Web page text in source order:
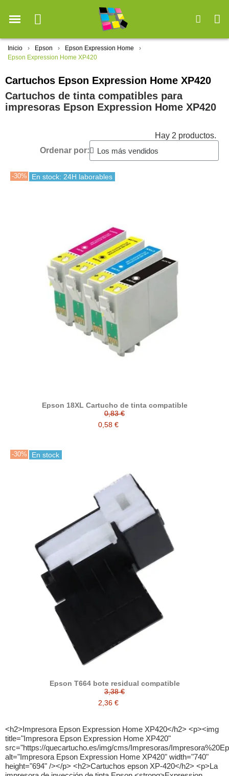
Inicio Epson
Epson Expression Home
Epson Expression Home XP420
Cartuchos Epson Expression Home XP420
Cartuchos de tinta compatibles para
impresoras Epson Expression Home XP420
Hay 2 productos.
Ordenar por:
-30% En stock: 24H laborables
Epson 18XL Cartucho de tinta compatible
0,83 €
0,58 €
-30% En stock
Epson T664 bote residual compatible
3,38 €
2,36 €
<h2>Impresora Epson Expression Home XP420</h2> <p><img title="Impresora Epson Expression Home XP420" src="https://quecartucho.es/img/cms/Impresoras/Impresora%20Epson%20Expression%20Home%20XP420.jpg" alt="Impresora Epson Expression Home XP420" width="740" height="694" /></p> <h2>Cartuchos epson XP-420</h2> <p>La impresora de inyección de tinta Epson <strong>Expression Home </strong>XP 420 utiliza los cartuchos de tinta Epson 18 o los Epson 18xl, En esta impresora se pueden poner tanto los cartuchos 18 originales (OEM) como el <a title="Epson 18xl" href="https://quecartucho.es/cartuchos-de-tinta-epson-compatibles/331-cartucho-de-tinta-18xl-t1811-t1812-t1813-t1814-compatible-con-epson.html"><strong>Epson 18xl</strong></a> compatible que puedes encontrar a la venta en nuestra web.<br /><strong></strong></p> <h2>¿Cuáles son los cartuchos originales para epson expression home XP420?</h2> <ul> <li>Cartucho 18 negro</li> <li>Cartucho 18 cían</li> <li>Cartucho 18 magenta</li> <li>Cartucho 18 amarillo</li> <li>Cartucho 18XL negro</li> <li>Cartucho 18XL cían</li> <li>Cartucho 18XL magenta</li> <li>Cartucho 18XL amarillo</li> </ul> <div> </div> <h2>Epson xp 420 cartuchos</h2> <div> </div> <p>Los cartuchos 18XL son la versión de cartucho 18 pero de gran capacidad, la impresora expression home XP-420 puede montar las dos versiones de cartuchos de <a title="tinta impresora" href="https://quecartucho.es/"><strong>tinta impresora</strong></a> compatibles y originales.</p> <p style="margin-bottom: 0cm;" lang="zxx"><strong><span style="font-variant: normal;"><span style="font-family: Open Sans;"><span style="letter-spacing: normal;"><span style="font-style: normal;"><strong>¿Cuáles son los mejores consumibles compatibles epson xp XP420?</strong></span></span></span></span></strong></p> <p style="margin-bottom: 0cm;" lang="zxx"><span style="font-variant: normal;"><span style="font-family: Open Sans;"><span style="letter-spacing: normal;"><span style="font-style: normal;">Los</span></span></span></span><span style="font-variant: normal;"><span style="font-family: Open Sans;"><span style="letter-spacing: normal;"><span style="font-style: normal;"> m</span></span></span></span><span style="font-variant: normal;"><span style="font-family: Open Sans;"><span style="letter-spacing: normal;"><span style="font-style: normal;">ejores cartuchos para las impresoras</span></span></span></span> expression home XP-420 son los cartuchos de tinta compatibles Premium con el tamaño xl. Los <strong><a title="cartuchos de epson" href="https://quecartucho.es/4223-cartuchos-de-tinta-epson-compatibles">cartuchos de epson</a></strong> 18xl compatibles calidad premium. Ya que son los cartuchos mas ecológicos, y los mas baratos manteniendo niveles muy altos de calidad y fiabilidad.</p> <h2 style="margin-bottom: 0cm;" lang="zxx">Otros cartuchos de tinta compatibles Epson que te pueden interesar:</h2> <ul> <li><a title="tinta epson 603" href="https://quecartucho.es/cartuchos-de-tinta-epson-compatibles/3529-cartucho-de-tinta-epson-t603xl-603xl-compatible-c13t03a14010-c13t03a24010-c13t03a34010-c13t03a44010.html">Tinta epson 603</a></li> <li><a title="pack epson 29" href="https://quecartucho.es/cartuchos-de-tinta-epson-compatibles/2734-cartucho-de-tinta-29-xl-negro-compatible-a-epson-c13t29914010.html">Pack epson 29</a></li> <li><a title="epson 16xl multipack" href="https://quecartucho.es/cartuchos-de-tinta-epson-compatibles/327-cartucho-de-tinta-16xl-t1611-t1612-t1613-t1614-t1621-t1622-t1623-t1624-t1631-t1632-t1633-t1634-compatible.html">Epson 16xl multipack</a></li> <li><a title="Cartucho compatible epson 26xl" href="https://quecartucho.es/cartuchos-de-tinta-epson-compatibles/335-cartucho-de-tinta-t2611-t2612-t2613-t2614-t2621-t2631-t2632-t2633-t2634-t2601-compatible-con-epson.html">Cartucho compatible epson 26xl</a></li> <li><a title="epson t1291" href="https://quecartucho.es/cartuchos-de-tinta-epson-compatibles/298-cartucho-de-tinta-t1291-t1292-t1293-t1294-compatible-con-epson.html">epson t1291</a></li> <li><a title="Epson 378xl" href="https://quecartucho.es/cartuchos-de-tinta-epson-compatibles/3237-cartucho-de-tinta-epson-t3781t3782t3783t3784t3785t3786-t3791t3792t3793t3794t3795t3796-compatible-a-epson-378xl-378.html">Epson 378 xl</a></li> <li><a title="tinta epson 502" href="https://quecartucho.es/cartuchos-de-tinta-epson-compatibles/3316-cartucho-compatible-502xl-502-con-epson-c13t02v14010-c13t02v24010-c13t02v34010-c13t02v44010.html">tinta epson 502</a></li> <li><a title="epson 27xl compatible" href="https://quecartucho.es/cartuchos-de-tinta-epson-compatibles/1833-cartucho-de-tinta-epson-t2711-t2712-t2713-t2714-t2791-t2701-t2702-t2703-t2704-compatible-a-epson-27xl.html">epson 27 xl compatible</a></li> <li><a title="t0711 epson" href="https://quecartucho.es/cartuchos-de-tinta-epson-compatibles/1237-cartucho-de-tinta-t0711-t0712-t0713-t0714-compatible-con-epson.html">t0711 epson</a></li> <li><a title="cartucho epson t1281 negro" href="https://quecartucho.es/cartuchos-de-tinta-epson-compatibles/294-cartucho-de-tinta-t1281-t1282-t1283-t1284-compatible-con-epson.html">cartucho epson t1281 negro</a></li> <li><a title="epson 378xl" href="https://quecartucho.es/cartuchos-de-tinta-epson-compatibles/3237-cartucho-de-tinta-epson-t3781t3782t3783t3784t3785t3786-t3791t3792t3793t3794t3795t3796-compatible-a-epson-378xl-378.html">epson 378 xl</a></li> <li><a title="cartuchos de tinta epson 33" href="https://quecartucho.es/cartuchos-de-tinta-epson-compatibles/2717-cartucho-de-tinta-33xl-t3351-tt3352-t3353-t3354-t3361-t3341-t3342-t3343-t3344-compatible-a-epson.html">cartuchos de tinta epson 33 XL</a></li> </ul> <h2>Cartuchos de tinta para la impresora Epson Expression Home XP-420 original y compatible.</h2> <h2 class="cabecera_lista_auto_top">Otras impresoras Epson que usan estos cartuchos 18 / 18xl</h2> <ul> <li><strong><a title="Cartuchos Epson Expression Home XP100" href="https://quecartucho.es/10312-epson-expression-home-xp100">Cartuchos Epson Expression Home XP-100</a></strong></li> <li><strong><a title="Cartuchos Epson Expression Home XP102" href="https://quecartucho.es/1669-epson-expression-home-xp102">Cartuchos Epson Expression Home XP-102</a></strong></li> <li><strong><a title="Cartuchos Epson Expression Home XP200" href="https://quecartucho.es/10313-epson-expression-home-xp200">Cartuchos Epson Expression Home XP-200</a></strong></li> <li><strong><a title="Cartuchos Epson Expression Home XP202" href="https://quecartucho.es/1670-epson-expression-home-xp202">Cartuchos Epson Expression Home XP-202</a></strong></li> <li><strong><a title="Cartuchos Epson Expression Home XP205" href="https://quecartucho.es/1671-epson-expression-home-xp205">Cartuchos Epson Expression Home XP-205</a></strong></li> <li><strong><a title="Cartuchos epson Expression Home XP210" href="https://quecartucho.es/10314-epson-expression-home-xp210">Cartuchos Epson Expression Home XP-210</a></strong></li> <li><strong><a title="Cartuchos Epson Expression Home XP212" href="https://quecartucho.es/8298-epson-expression-home-xp212">Cartuchos Epson Expression Home XP-212</a></strong></li> <li><strong><a title="Cartuchos Epson Expression Home XP215" href="https://quecartucho.es/8299-epson-expression-home-xp215">Cartuchos Epson Expression Home XP-215</a></strong></li> <li><strong><a title="Cartuchos Epson Expression Home XP225" href="https://quecartucho.es/9880-epson-expression-home-xp225">Cartuchos Epson Expression Home XP-225</a></strong></li> <li><strong><a title="Cartuchos Epson Expression Home XP30" href="https://quecartucho.es/1672-epson-expression-home-xp30">Cartuchos Epson Expression Home XP-30</a></strong></li> <li><strong><a title="Cartuchos Epson Expression Home XP300" href="https://quecartucho.es/10315-epson-expression-home-xp300">Cartuchos Epson Expression Home XP-300</a></strong></li> <li><strong><a title="Cartuchos Epson Expression Home XP302" href="https://quecartucho.es/1673-epson-expression-home-xp302">Cartuchos Epson Expression Home XP-302</a></strong></li> <li><strong><a title="Epson Expression Home XP305" href="https://quecartucho.es/1674-epson-expression-home-xp305">Cartuchos Epson Expression Home XP305</a></strong></li> <li><strong><a title="Cartuchos Epson Expression Home XP310" href="https://quecartucho.es/10316-epson-expression-home-xp310">Cartuchos Epson Expression Home XP-310</a></strong></li> <li><strong><a title="Cartuchos Epson Expression Home XP312" href="https://quecartucho.es/8775-epson-expression-home-xp312">Cartuchos Epson Expression Home XP-312</a></strong></li> <li><strong><a title="Cartuchos Epson Expression Home XP315" href="https://quecartucho.es/8300-epson-expression-home-xp315">Cartuchos Epson Expression Home XP-315</a></strong></li> <li><strong><a title="Cartuchos Epson Expression Home XP320" href="https://quecartucho.es/10317-epson-expression-home-xp320">Cartuchos Epson Expression Home XP-320</a></strong></li> <li><strong><a title="Cartuchos Epson Expression Home XP322" href="https://quecartucho.es/9881-epson-expression-home-xp322">Cartuchos Epson Expression Home XP-322</a></strong></li> <li><strong><a title="Cartuchos Epson Expression Home XP325" href="https://quecartucho.es/10318-epson-expression-home-xp325">Cartuchos Epson Expression Home XP-325</a></strong></li> <li><strong><a title="Cartuchos Epson Expression Home XP400" href="https://quecartucho.es/10319-epson-expression-home-xp400">Cartuchos Epson Expression Home XP-400</a></strong></li> <li><strong><a title="Cartuchos Epson Expression Home XP402" href="https://quecartucho.es/1675-epson-expression-home-xp402">Cartuchos Epson Expression Home XP-402</a></strong></li> <li><strong><a title="Cartuchos Epson Expression Home XP405 / WH" href="https://quecartucho.es/1676-epson-expression-home-xp405-wh">Cartuchos Epson Expression Home XP-405 / WH</a></strong></li> <li><strong><a title="Cartuchos Epson Expression Home XP406" href="https://quecartucho.es/7660-epson-expression-home-xp406">Cartuchos Epson Expression Home